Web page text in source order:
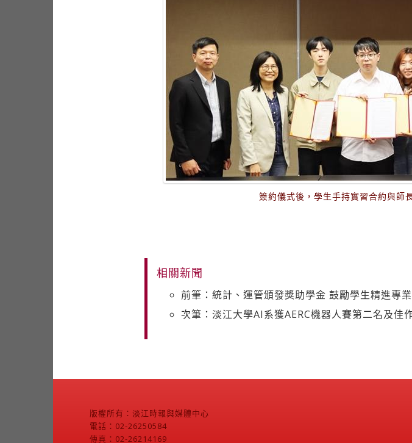
簽約儀式後，學生手持實習合約與師
相關新聞
前筆：統計、運管頒發獎助學金 鼓勵學生精進專
次筆：淡江大學AI系獲AERC機器人賽第二名及佳
版權所有：淡江時報與媒體中心
電話：02-26250584
傳真：02-26214169